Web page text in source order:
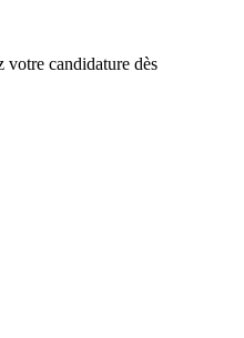
votre candidature dès